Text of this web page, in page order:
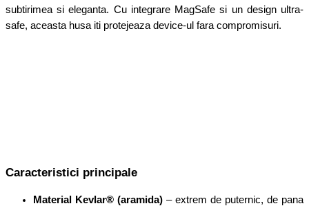
subtirimea si eleganta. Cu integrare MagSafe si un design ultra-
safe, aceasta husa iti protejeaza device-ul fara compromisuri.
Caracteristici principale
Material Kevlar® (aramida) – extrem de puternic, de pana